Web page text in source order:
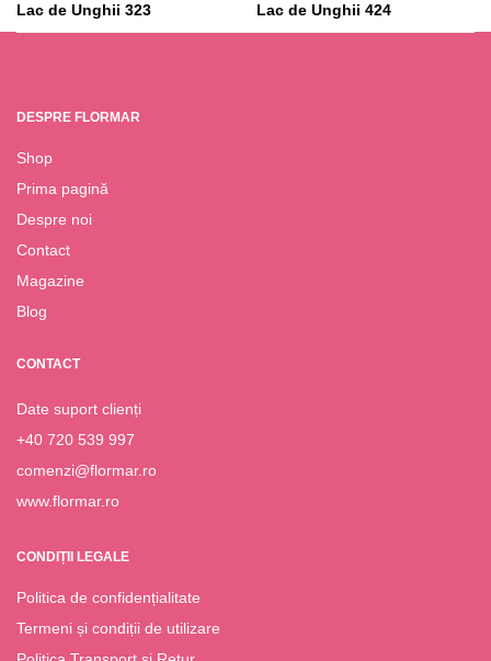
Lac de Unghii 323
Lac de Unghii 424
DESPRE FLORMAR
Shop
Prima pagină
Despre noi
Contact
Magazine
Blog
CONTACT
Date suport clienți
+40 720 539 997
comenzi@flormar.ro
www.flormar.ro
CONDIȚII LEGALE
Politica de confidențialitate
Termeni și condiții de utilizare